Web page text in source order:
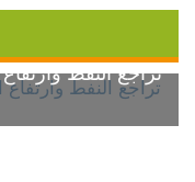
تراجع النفط